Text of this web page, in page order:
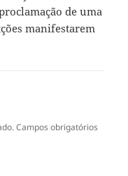
de uma
manifestarem
Campos obrigatórios